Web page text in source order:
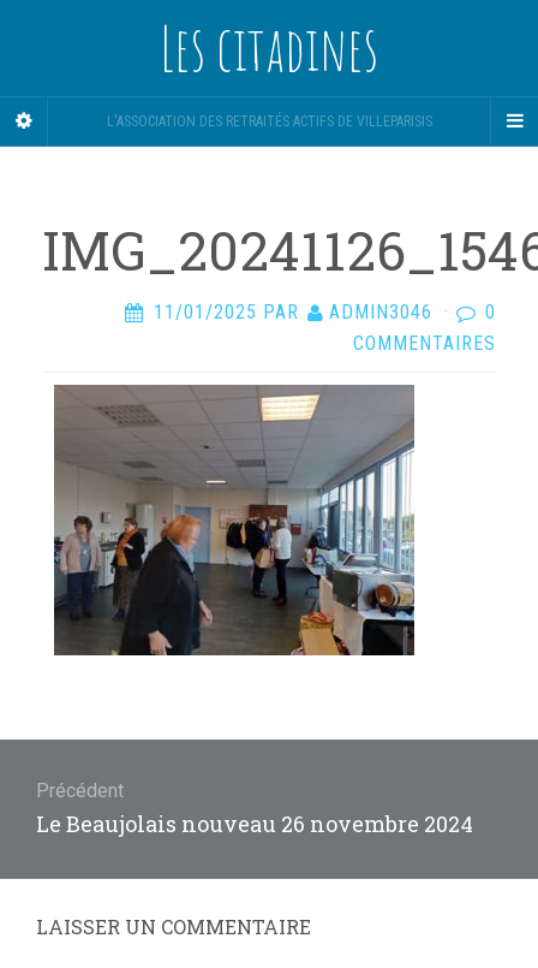
Les citadines
L'ASSOCIATION DES RETRAITÉS ACTIFS DE VILLEPARISIS
11/01/2025 PAR ADMIN3046 ·
0
COMMENTAIRES
l’article
Précédent
Article
:
Le Beaujolais nouveau 26 novembre 2024
LAISSER UN COMMENTAIRE